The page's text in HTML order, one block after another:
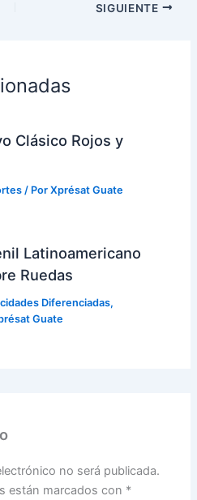
SIGUIENTE
Clásico Rojos y
/ PorXprésat Guate
Latinoamericano
Ruedas
Diferenciadas,
Guate
no será publicada.
están marcados con *